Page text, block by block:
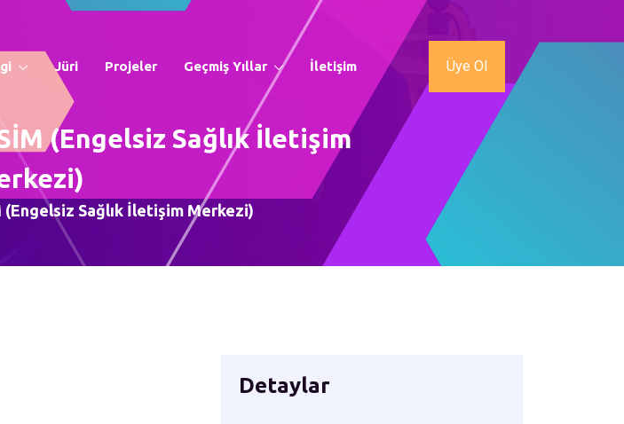
Jüri Projeler Geçmiş Yıllar İletişim Üye Ol
(Engelsiz Sağlık İletişim
(Engelsiz Sağlık İletişim Merkezi)
Detaylar